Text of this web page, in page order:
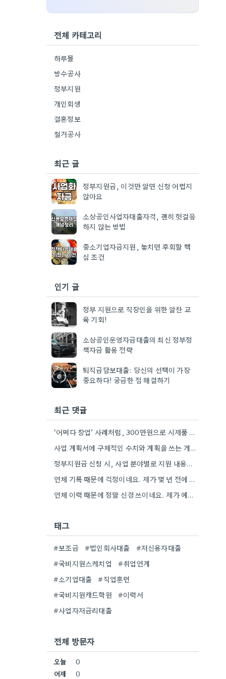
전체 카테고리
하루몰
방수공사
정부지원
개인회생
결혼정보
철거공사
최근 글
정부지원금, 이것만 알면 신청 어렵지
않아요
소상공인사업자대출자격, 괜히 헛걸음
하지 않는 방법
중소기업자금지원, 놓치면 후회할 핵
심 조건
인기 글
정부 지원으로 직장인을 위한 알찬 교
육 기회!
소상공인운영자금대출의 최신 정부정
책자금 활용 전략
퇴직금담보대출: 당신의 선택이 가장
중요하다! 궁금한 점 해결하기
최근 댓글
‘어쩌다 창업’ 사례처럼, 300만원으로 시제품 제작까지 성공한 거 보면, 작은 규모 사업에선 정말 효과적인 것…
사업 계획서에 구체적인 수치와 계획을 쓰는 게 정말 중요하네요. 제가 창업 초기때는 너무 막연하게 작성했었거든요.
정부지원금 신청 시, 사업 분야별로 지원 내용이 엄청나게 다르다는 점을 기억하는 게 중요하네요. 특히 IT…
연체 기록 때문에 걱정이네요. 제가 몇 년 전에 비슷한 경험이 있어서, 신용 점수 확인하는 습관을…
연체 이력 때문에 정말 신경 쓰이네요. 제가 예전 사업할 때, 작은 미연금이라도 바로 갚으려고 노력했던…
태그
#보조금 #법인회사대출
#저신용자대출
#국비지원스케치업
#취업연계
#소기업대출
#직업훈련
#국비지원캐드학원
#이력서
#사업자저금리대출
전체 방문자
오늘
0
어제
0